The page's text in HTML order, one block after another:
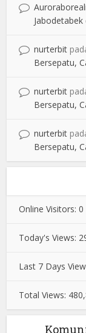
Jabodetabek
nurterbit
Bersepatu,
nurterbit
Bersepatu,
nurterbit
Bersepatu,
Online Visitors:0
Today's Views:
Last 7 Days
Total Views: